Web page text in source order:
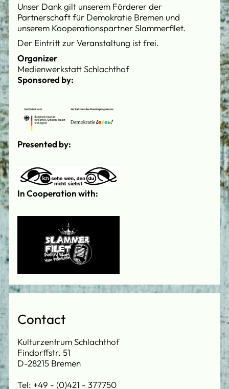
Unser Dank gilt unserem Förderer der
Partnerschaft für Demokratie Bremen und
unserem Kooperationspartner Slammerfilet.
Der Eintritt zur Veranstaltung ist frei.
Organizer
Medienwerkstatt Schlachthof
Sponsored by:
Presented by:
In Cooperation with:
Contact
Kulturzentrum Schlachthof
Findorffstr. 51
D-28215 Bremen
Tel: +49 - (0)421 - 377750